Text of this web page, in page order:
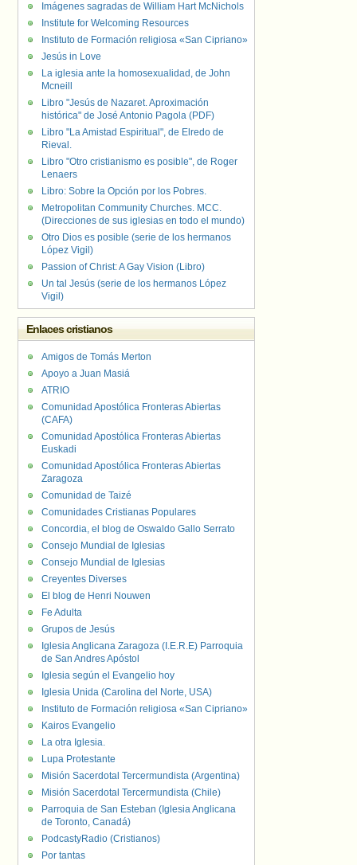
Imágenes sagradas de William Hart McNichols
Institute for Welcoming Resources
Instituto de Formación religiosa «San Cipriano»
Jesús in Love
La iglesia ante la homosexualidad, de John
Mcneill
Libro "Jesús de Nazaret. Aproximación
histórica" de José Antonio Pagola (PDF)
Libro "La Amistad Espiritual", de Elredo de
Rieval.
Libro "Otro cristianismo es posible", de Roger
Lenaers
Libro: Sobre la Opción por los Pobres.
Metropolitan Community Churches. MCC.
(Direcciones de sus iglesias en todo el mundo)
Otro Dios es posible (serie de los hermanos
López Vigil)
Passion of Christ: A Gay Vision (Libro)
Un tal Jesús (serie de los hermanos López
Vigil)
Enlaces cristianos
Amigos de Tomás Merton
Apoyo a Juan Masiá
ATRIO
Comunidad Apostólica Fronteras Abiertas
(CAFA)
Comunidad Apostólica Fronteras Abiertas
Euskadi
Comunidad Apostólica Fronteras Abiertas
Zaragoza
Comunidad de Taizé
Comunidades Cristianas Populares
Concordia, el blog de Oswaldo Gallo Serrato
Consejo Mundial de Iglesias
Consejo Mundial de Iglesias
Creyentes Diverses
El blog de Henri Nouwen
Fe Adulta
Grupos de Jesús
Iglesia Anglicana Zaragoza (I.E.R.E) Parroquia
de San Andres Apóstol
Iglesia según el Evangelio hoy
Iglesia Unida (Carolina del Norte, USA)
Instituto de Formación religiosa «San Cipriano»
Kairos Evangelio
La otra Iglesia.
Lupa Protestante
Misión Sacerdotal Tercermundista (Argentina)
Misión Sacerdotal Tercermundista (Chile)
Parroquia de San Esteban (Iglesia Anglicana
de Toronto, Canadá)
PodcastyRadio (Cristianos)
Por tantas